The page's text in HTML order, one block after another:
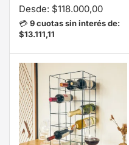
Desde: $118.000,00
💳 9 cuotas sin interés de:
$13.111,11